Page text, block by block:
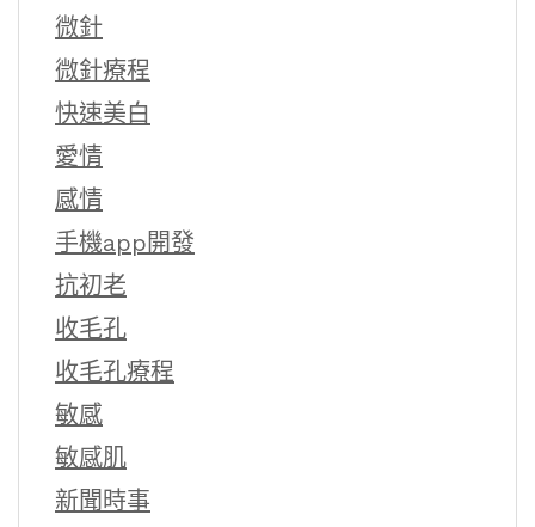
微針
微針療程
快速美白
愛情
感情
手機app開發
抗初老
收毛孔
收毛孔療程
敏感
敏感肌
新聞時事